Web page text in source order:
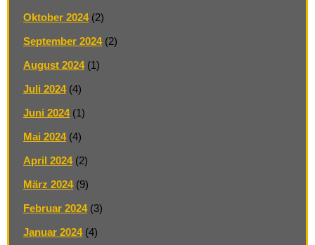
Oktober 2024(2)
September 2024(2)
August 2024(1)
Juli 2024(4)
Juni 2024(1)
Mai 2024(4)
April 2024(2)
März 2024(9)
Februar 2024(3)
Januar 2024(4)